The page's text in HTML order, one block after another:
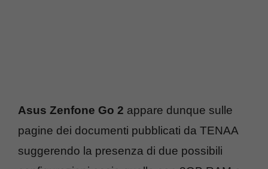
Asus Zenfone Go 2 appare dunque sulle
pagine dei documenti pubblicati da TENAA
suggerendo la presenza di due possibili